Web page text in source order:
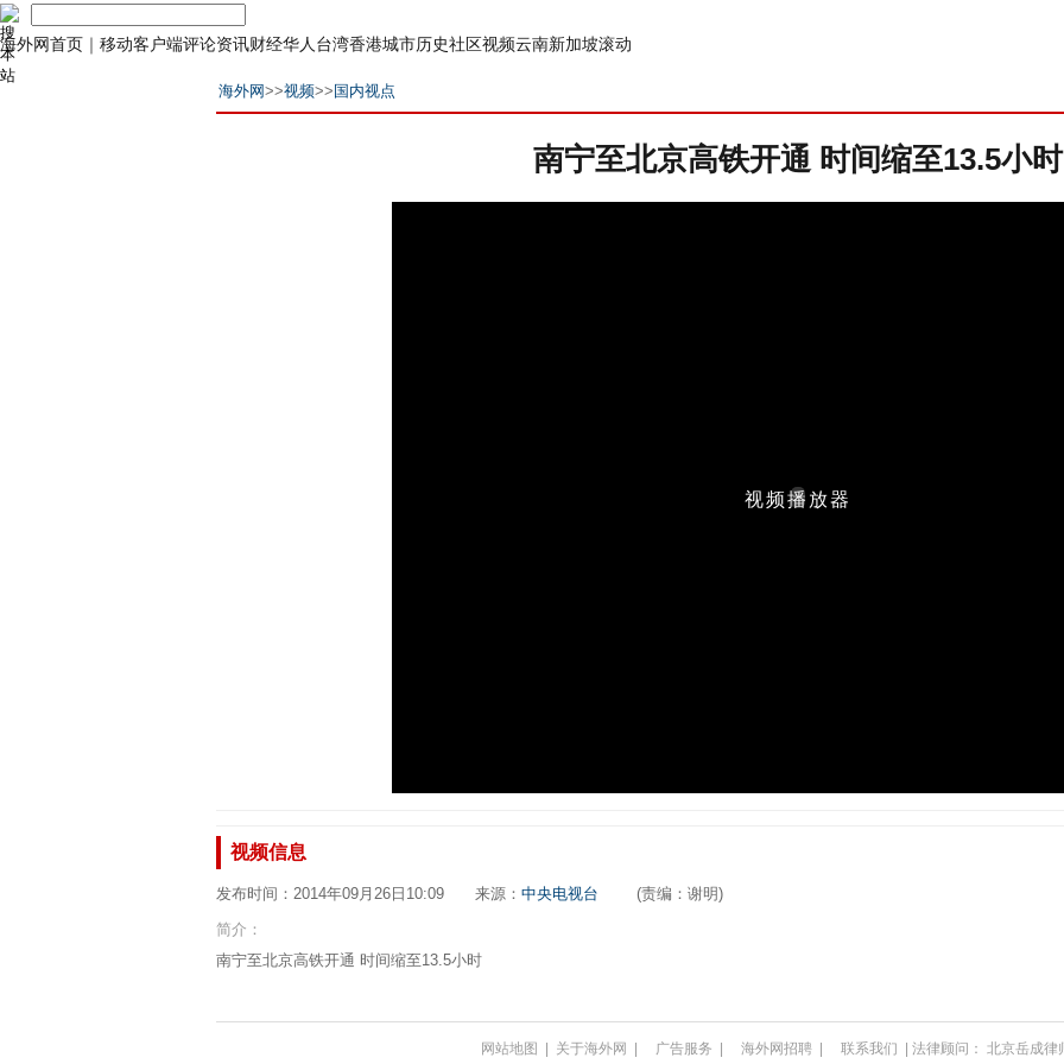
海外网首页 ｜ 移动客户端评论资讯财经华人 台湾香港城市历史社区视频云南新加坡滚动
海外网>>视频>> 国内视点
南宁至北京高铁开通 时间缩至13.5小时
视频信息
发布时间：2014年09月26日10:09 来源： 中央电视台 (责编：谢明)
简介：
南宁至北京高铁开通 时间缩至13.5小时
网站地图 | 关于海外网 | 广告服务 | 海外网招聘 | 联系我们 | 法律顾问： 北京岳成律